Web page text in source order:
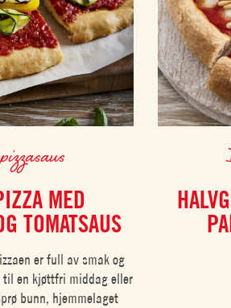
MED
TOMATSAUS
er full av smak og
en kjøttfri middag eller
bunn, hjemmelaget